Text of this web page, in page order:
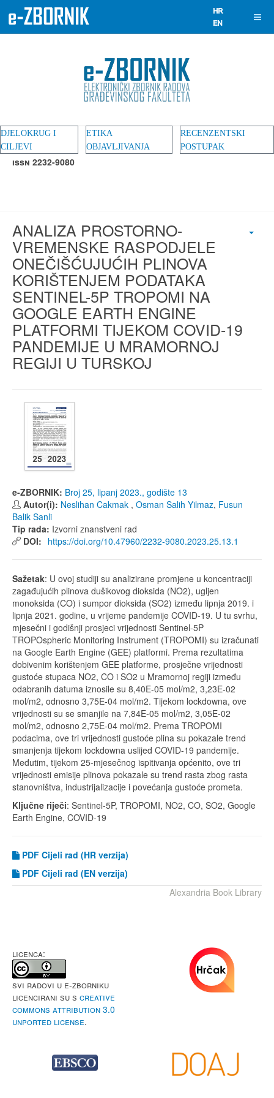
DJELOKRUG I
CILJEVI
ETIKA
OBJAVLJIVANJA
RECENZENTSKI
POSTUPAK
ISSN 2232-9080
ANALIZA PROSTORNO-
VREMENSKE RASPODJELE
ONEČIŠĆUJUĆIH PLINOVA
KORIŠTENJEM PODATAKA
SENTINEL-5P TROPOMI NA
GOOGLE EARTH ENGINE
PLATFORMI TIJEKOM COVID-19
PANDEMIJE U MRAMORNOJ
REGIJI U TURSKOJ
e-ZBORNIK: Broj 25, lipanj 2023., godište 13
Autor(i): Neslihan Cakmak , Osman Salih Yilmaz, Fusun
Balik Sanli
Tip rada: Izvorni znanstveni rad
DOI: https://doi.org/10.47960/2232-9080.2023.25.13.1
Sažetak: U ovoj studiji su analizirane promjene u koncentraciji
zagađujućih plinova dušikovog dioksida (NO2), ugljen
monoksida (CO) i sumpor dioksida (SO2) između lipnja 2019. i
lipnja 2021. godine, u vrijeme pandemije COVID-19. U tu svrhu,
mjesečni i godišnji prosjeci vrijednosti Sentinel-5P
TROPOspheric Monitoring Instrument (TROPOMI) su izračunati
na Google Earth Engine (GEE) platformi. Prema rezultatima
dobivenim korištenjem GEE platforme, prosječne vrijednosti
gustoće stupaca NO2, CO i SO2 u Mramornoj regiji između
odabranih datuma iznosile su 8,40E-05 mol/m2, 3,23E-02
mol/m2, odnosno 3,75E-04 mol/m2. Tijekom lockdowna, ove
vrijednosti su se smanjile na 7,84E-05 mol/m2, 3,05E-02
mol/m2, odnosno 2,75E-04 mol/m2. Prema TROPOMI
podacima, ove tri vrijednosti gustoće plina su pokazale trend
smanjenja tijekom lockdowna uslijed COVID-19 pandemije.
Međutim, tijekom 25-mjesečnog ispitivanja općenito, ove tri
vrijednosti emisije plinova pokazale su trend rasta zbog rasta
stanovništva, industrijalizacije i povećanja gustoće prometa.
Ključne riječi: Sentinel-5P, TROPOMI, NO2, CO, SO2, Google
Earth Engine, COVID-19
PDF Cijeli rad (HR verzija)
PDF Cijeli rad (EN verzija)
Alexandria Book Library
LICENCA:
Svi radovi u e-Zborniku
licencirani su s Creative
Commons Attribution 3.0
Unported License.